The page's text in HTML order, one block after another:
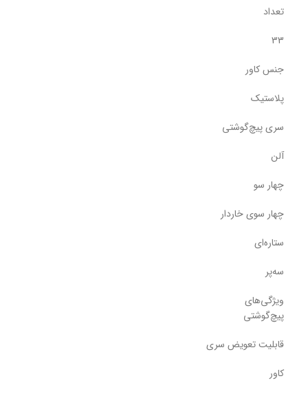
تعداد
33
جنس کاور
پلاستیک
سری پیچ‌گوشتی
آلن
چهار سو
چهار سوی خاردار
ستاره‌ای
سه‌پر
ویژگی‌های
پیچ‌گوشتی
قابلیت تعویض سری
کاور